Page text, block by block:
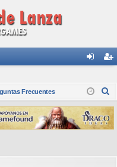
nti
fic
ar
ist
ra
rs
Frecuentes
s
c
r